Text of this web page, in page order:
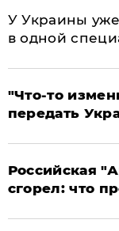
У Украины
в одной
​"Что-то
передать
​Российская
сгорел: что